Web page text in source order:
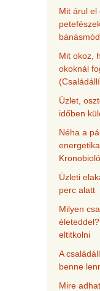
Mit árul el
bánásmód
Mit okoz,
okoknál
Üzlet,
időben
Néha a
Üzleti
perc alatt
Milyen
eltitkolni
A
benne
Mire